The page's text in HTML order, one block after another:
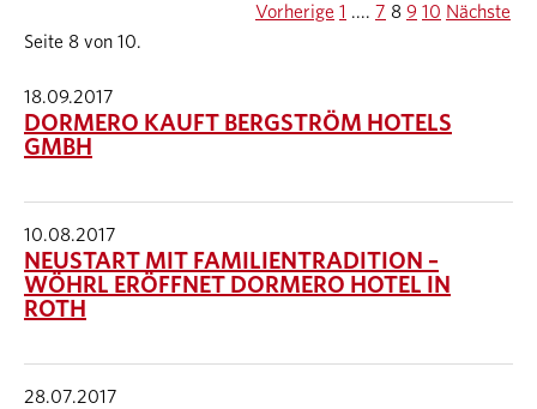
Seite 8 von 10.
Vorherige 1 .... 7 8 9 10 Nächste
18.09.2017
DORMERO KAUFT BERGSTRÖM HOTELS
GMBH
10.08.2017
NEUSTART MIT FAMILIENTRADITION –
WÖHRL ERÖFFNET DORMERO HOTEL IN
ROTH
28.07.2017